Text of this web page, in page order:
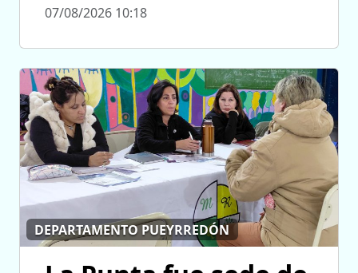
07/08/2026 10:18
DEPARTAMENTO PUEYRREDÓN